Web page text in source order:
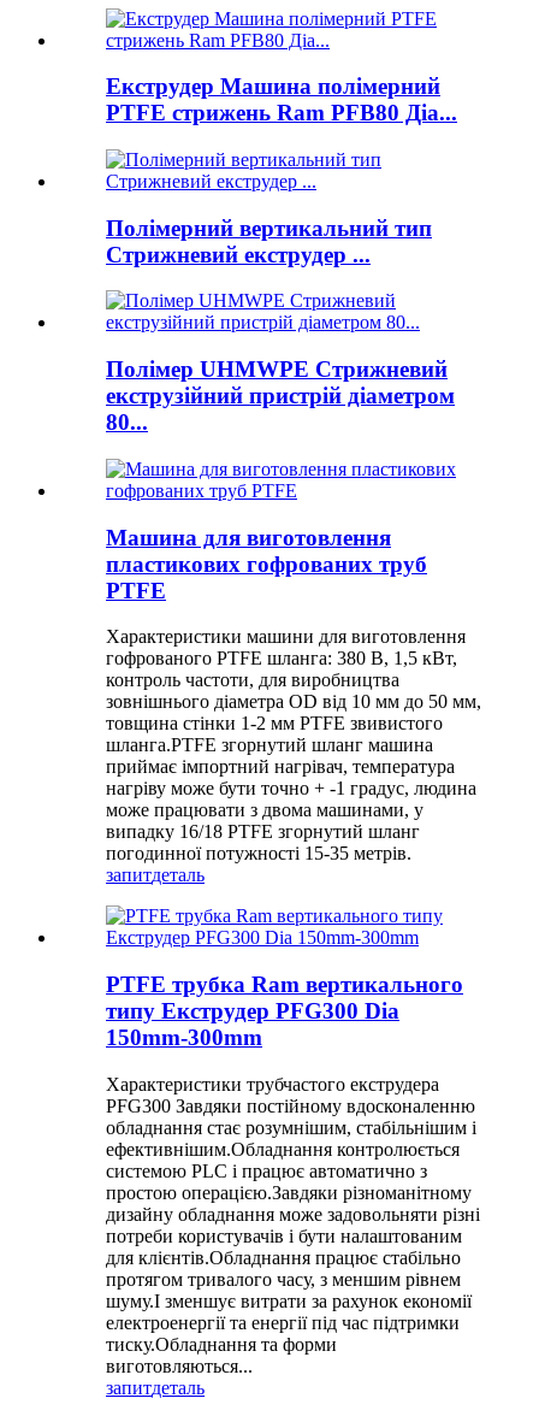
Екструдер Машина полімерний
PTFE стрижень Ram PFB80 Діа...
Полімерний вертикальний тип
Стрижневий екструдер ...
Полімер UHMWPE Стрижневий
екструзійний пристрій діаметром
80...
Машина для виготовлення
пластикових гофрованих труб
PTFE
Характеристики машини для виготовлення
гофрованого PTFE шланга: 380 В, 1,5 кВт,
контроль частоти, для виробництва
зовнішнього діаметра OD від 10 мм до 50 мм,
товщина стінки 1-2 мм PTFE звивистого
шланга.PTFE згорнутий шланг машина
приймає імпортний нагрівач, температура
нагріву може бути точно + -1 градус, людина
може працювати з двома машинами, у
випадку 16/18 PTFE згорнутий шланг
погодинної потужності 15-35 метрів.
запитдеталь
PTFE трубка Ram вертикального
типу Екструдер PFG300 Dia
150mm-300mm
Характеристики трубчастого екструдера
PFG300 Завдяки постійному вдосконаленню
обладнання стає розумнішим, стабільнішим і
ефективнішим.Обладнання контролюється
системою PLC і працює автоматично з
простою операцією.Завдяки різноманітному
дизайну обладнання може задовольняти різні
потреби користувачів і бути налаштованим
для клієнтів.Обладнання працює стабільно
протягом тривалого часу, з меншим рівнем
шуму.І зменшує витрати за рахунок економії
електроенергії та енергії під час підтримки
тиску.Обладнання та форми
виготовляються...
запитдеталь